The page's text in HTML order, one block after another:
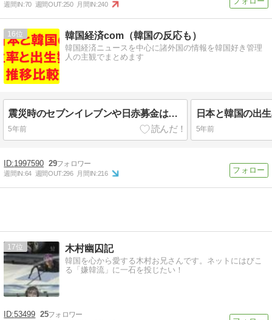
週間IN:70 週間OUT:250 月間IN:240
16 韓国経済com（韓国の反応も）
韓国経済ニュースを中心に諸外国の情報を韓国好き管理
人の主観でまとめます
震災時のセブンイレブンや日赤募金は台湾がダントツトップ、韓国も？
5年前 5年前
1997590 29
週間IN:64 週間OUT:296 月間IN:216
17 木村幽囚記
韓国を心から愛する木村お兄さんです。ネットにはびこ
る「嫌韓流」に一石を投じたい！
53499 25